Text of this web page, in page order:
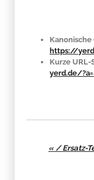
Kanonische
https://
Kurze
yerd.de/
« / Ersatz-